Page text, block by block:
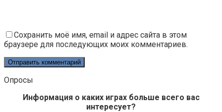
Сохранить моё имя, email и адрес сайта в этом
браузере для последующих моих комментариев.
Опросы
Информация о каких играх больше всего вас
интересует?